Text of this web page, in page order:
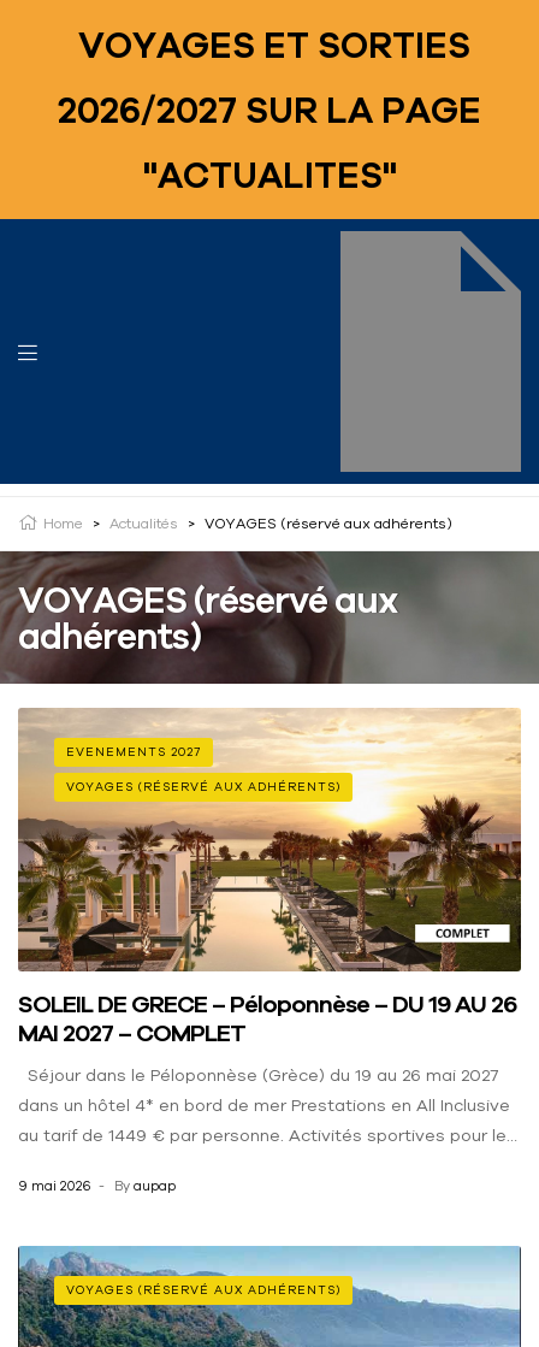
VOYAGES ET SORTIES
2026/2027 SUR LA PAGE
"ACTUALITES"
Home > Actualités > VOYAGES (réservé aux adhérents)
VOYAGES (réservé aux
adhérents)
EVENEMENTS 2027
VOYAGES (RÉSERVÉ AUX ADHÉRENTS)
SOLEIL DE GRECE – Péloponnèse – DU 19 AU 26
MAI 2027 – COMPLET
Séjour dans le Péloponnèse (Grèce) du 19 au 26 mai 2027
dans un hôtel 4* en bord de mer Prestations en All Inclusive
au tarif de 1449 € par personne. Activités sportives pour les
moments de détente. Les réservations sont à faire auprès
9 mai 2026 By aupap
VOYAGES (RÉSERVÉ AUX ADHÉRENTS)